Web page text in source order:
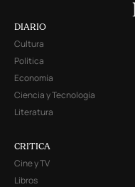
DIARIO
Cultura
Política
Economía
Ciencia y Tecnología
Literatura
CRITICA
Cine y TV
Libros